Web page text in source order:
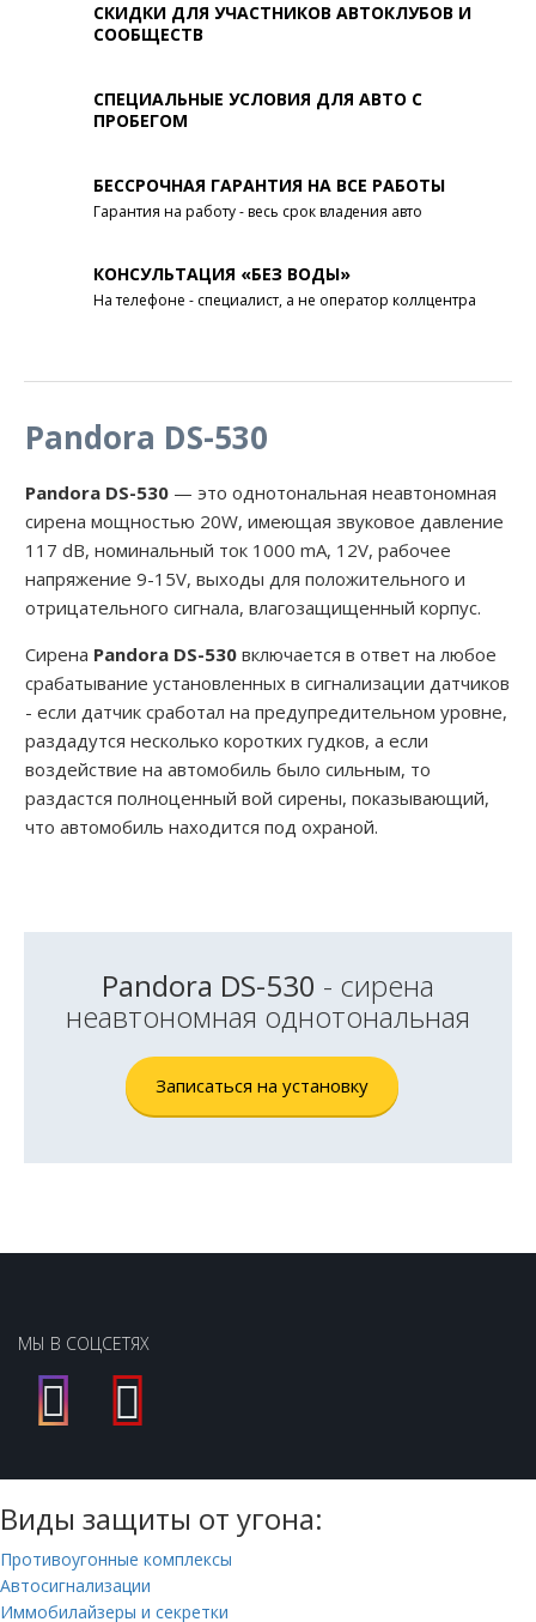
СКИДКИ ДЛЯ УЧАСТНИКОВ АВТОКЛУБОВ И
СООБЩЕСТВ
СПЕЦИАЛЬНЫЕ УСЛОВИЯ ДЛЯ АВТО С
ПРОБЕГОМ
БЕССРОЧНАЯ ГАРАНТИЯ НА ВСЕ РАБОТЫ
Гарантия на работу - весь срок владения авто
КОНСУЛЬТАЦИЯ «БЕЗ ВОДЫ»
На телефоне - специалист, а не оператор коллцентра
Pandora DS-530
Pandora DS-530 — это однотональная неавтономная
сирена мощностью 20W, имеющая звуковое давление
117 dB, номинальный ток 1000 mA, 12V, рабочее
напряжение 9-15V, выходы для положительного и
отрицательного сигнала, влагозащищенный корпус.
Сирена Pandora DS-530 включается в ответ на любое
срабатывание установленных в сигнализации датчиков
- если датчик сработал на предупредительном уровне,
раздадутся несколько коротких гудков, а если
воздействие на автомобиль было сильным, то
раздастся полноценный вой сирены, показывающий,
что автомобиль находится под охраной.
Pandora DS-530 - сирена
неавтономная однотональная
Записаться на установку
МЫ В СОЦСЕТЯХ
Виды защиты от угона:
Противоугонные комплексы
Автосигнализации
Иммобилайзеры и секретки